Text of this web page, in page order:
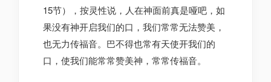
15节），按灵性说，人在神面前真是哑吧，如
果没有神开启我们的口，我们常常无法赞美，
也无力传福音。巴不得也常有天使开我们的
口，使我们能常常赞美神，常常传福音。